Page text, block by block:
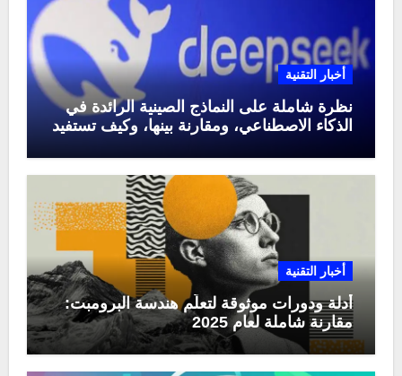
أخبار التقنية
نظرة شاملة على النماذج الصينية الرائدة في
الذكاء الاصطناعي، ومقارنة بينها، وكيف تستفيد
أخبار التقنية
أدلة ودورات موثوقة لتعلّم هندسة البرومبت:
مقارنة شاملة لعام 2025